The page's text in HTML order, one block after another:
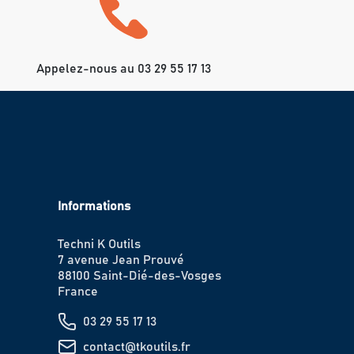
Appelez-nous au 03 29 55 17 13
Informations
Techni K Outils
7 avenue Jean Prouvé
88100 Saint-Dié-des-Vosges
France
03 29 55 17 13
contact@tkoutils.fr